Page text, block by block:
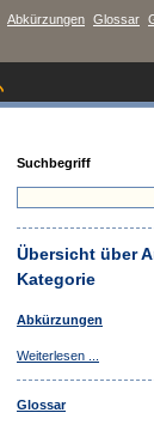
Abkürzungen Glossar
Suchbegriff
Übersicht über
Kategorie
Abkürzungen
Weiterlesen ...
Glossar